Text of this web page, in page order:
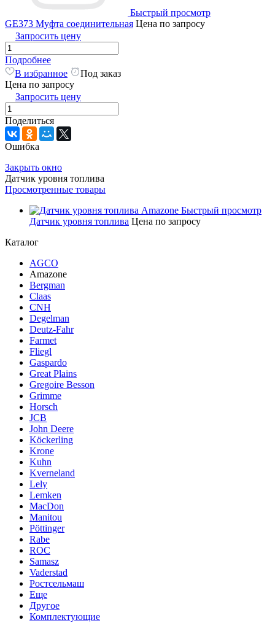
Быстрый просмотр
GE373 Муфта соединительная Цена по запросу
Запросить цену
Подробнее
В избранное
Под заказ
Цена по запросу
Запросить цену
Поделиться
Ошибка
Закрыть окно
Датчик уровня топлива
Просмотренные товары
Быстрый просмотр
Датчик уровня топлива Цена по запросу
Каталог
AGCO
Amazone
Bergman
Claas
CNH
Degelman
Deutz-Fahr
Farmet
Fliegl
Gaspardo
Great Plains
Gregoire Besson
Grimme
Horsch
JCB
John Deere
Köckerling
Krone
Kuhn
Kverneland
Lely
Lemken
MacDon
Manitou
Pöttinger
Rabe
ROC
Samasz
Vaderstad
Ростсельмаш
Еще
Другое
Комплектующие